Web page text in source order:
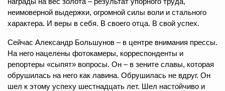
неимоверной выдержки, огромной силы воли и стального
характера. И веры в себя. В своего отца. В свой успех.
Сейчас Александр Большунов – в центре внимания прессы.
На него нацелены фотокамеры, корреспонденты и
репортеры «сыпят» вопросы. Он – в зените славы, которая
обрушилась на него как лавина. Обрушилась не вдруг. Он
шел к этому успеху шестнадцать лет. Шел настойчиво и